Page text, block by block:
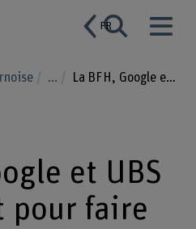
FR
... La BFH, Google et UBS s'associent pour faire progresser la sécurité et la commodité des transactions mobiles
et UBS
pour faire